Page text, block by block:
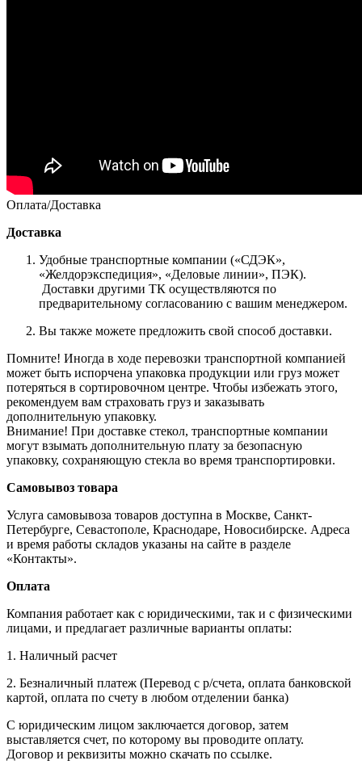
Оплата/Доставка
Доставка
Удобные транспортные компании («СДЭК»,
«Желдорэкспедиция», «Деловые линии», ПЭК).
Доставки другими ТК осуществляются по
предварительному согласованию с вашим менеджером.
Вы также можете предложить свой способ доставки.
Помните! Иногда в ходе перевозки транспортной компанией
может быть испорчена упаковка продукции или груз может
потеряться в сортировочном центре. Чтобы избежать этого,
рекомендуем вам страховать груз и заказывать
дополнительную упаковку.
Внимание! При доставке стекол, транспортные компании
могут взымать дополнительную плату за безопасную
упаковку, сохраняющую стекла во время транспортировки.
Самовывоз товара
Услуга самовывоза товаров доступна в Москве, Санкт-
Петербурге, Севастополе, Краснодаре, Новосибирске. Адреса
и время работы складов указаны на сайте в разделе
«Контакты».
Оплата
Компания работает как с юридическими, так и с физическими
лицами, и предлагает различные варианты оплаты:
1. Наличный расчет
2. Безналичный платеж (Перевод с р/счета, оплата банковской
картой, оплата по счету в любом отделении банка)
С юридическим лицом заключается договор, затем
выставляется счет, по которому вы проводите оплату.
Договор и реквизиты можно скачать по ссылке.